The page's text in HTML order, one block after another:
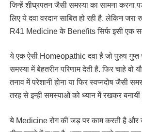
जिन्हें शीघ्रपतन जैसी समस्या का सामना करना
लिए ये दवा वरदान साबित हो रही है. लेकिन
R41 Medicine के Benefits सिर्फ इसी एक
ये एक ऐसी Homeopathic दवा है जो पुरुष गुप्त
समस्या में बेहतरीन परिणाम देती है. फिर चाहे वो
तनाव में परेशानी होना या फिर स्वप्नदोष जैसी
तरह से इन्हीं समस्याओं को ध्यान में रखकर
ये Medicine रोग की जड़ पर काम करती है और